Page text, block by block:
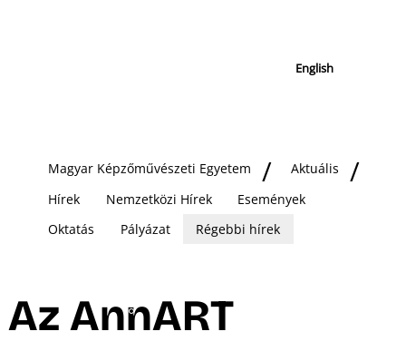
English
Magyar Képzőművészeti Egyetem
Aktuális
Hírek
Nemzetközi Hírek
Események
Oktatás
Pályázat Régebbi hírek
Az AnnART